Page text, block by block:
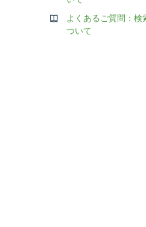
よくあるご質問：
ついて